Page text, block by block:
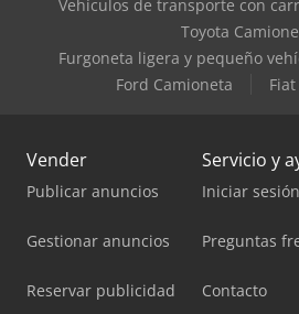
Vehículos de transporte con
Toyota
Furgoneta ligera y pequeño
Ford Camioneta
Vender
Publicar anuncios
Gestionar anuncios
Reservar publicidad
Servicio y
Iniciar sesión
Preguntas
Contacto